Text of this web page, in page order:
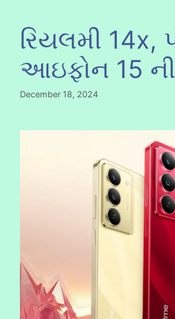
રિયલમી 14x,
આઇફોન 15
December 18, 2024